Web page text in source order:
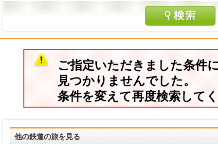
ご指定いただきました条件
見つかりませんでした。
条件を変えて再度検索して
他の鉄道の旅を見る